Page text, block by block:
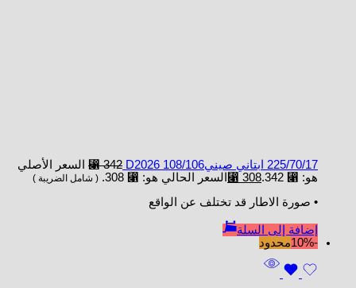
225/70/17 ابتاني صينيD2026 108/106 ⃁342
السعر الأصلي
هو: ⃁ 342.
⃁ 308 السعر الحالي هو: ⃁ 308. ( شامل الضريبة )
• صورة الاطار قد تختلف عن الواقع
إضافة إلى السلة
-10%
محدود